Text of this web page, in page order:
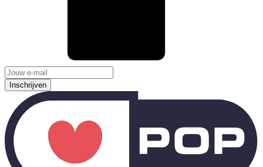
Inschrijven